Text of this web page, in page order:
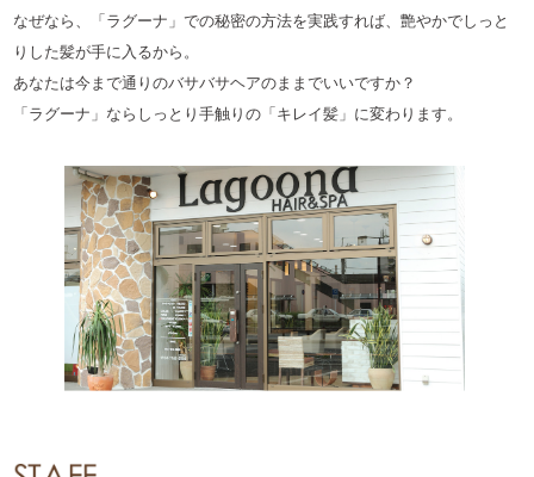
なぜなら、「ラグーナ」での秘密の方法を実践すれば、艶やかでしっと
りした髪が手に入るから。
あなたは今まで通りのバサバサヘアのままでいいですか？
「ラグーナ」ならしっとり手触りの「キレイ髪」に変わります。